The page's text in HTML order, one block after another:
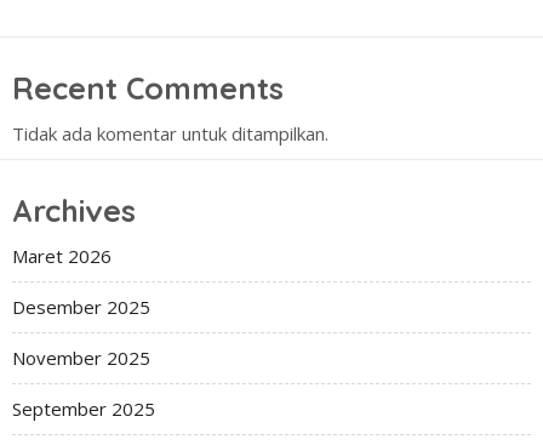
Recent Comments
Tidak ada komentar untuk ditampilkan.
Archives
Maret 2026
Desember 2025
November 2025
September 2025